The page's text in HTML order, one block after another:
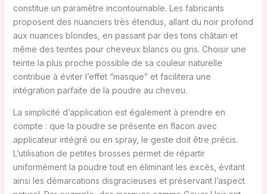
constitue un paramètre incontournable. Les fabricants
proposent des nuanciers très étendus, allant du noir profond
aux nuances blondes, en passant par des tons châtain et
même des teintes pour cheveux blancs ou gris. Choisir une
teinte la plus proche possible de sa couleur naturelle
contribue à éviter l’effet “masque” et facilitera une
intégration parfaite de la poudre au cheveu.
La simplicité d’application est également à prendre en
compte : que la poudre se présente en flacon avec
applicateur intégré ou en spray, le geste doit être précis.
L’utilisation de petites brosses permet de répartir
uniformément la poudre tout en éliminant les excès, évitant
ainsi les démarcations disgracieuses et préservant l’aspect